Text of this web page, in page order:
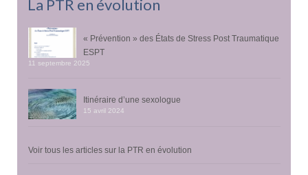
La PTR en évolution
« Prévention » des États de Stress Post Traumatique
ESPT
11 septembre 2025
Itinéraire d’une sexologue
15 avril 2024
Voir tous les articles sur la PTR en évolution